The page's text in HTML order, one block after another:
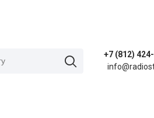
+7 (812)